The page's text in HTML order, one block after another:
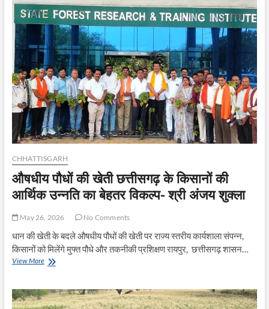
तय
समय-
सीमा
में
हो
निराकरण:
राजस्व
मंत्री
श्री
टंक
राम
वर्मा
CHHATTISGARH
औषधीय पौधों की खेती छत्तीसगढ़ के किसानों की
आर्थिक उन्नति का बेहतर विकल्प- श्री अंजय शुक्ला
May 26, 2026 No Comments
धान की खेती के बदले औषधीय पौधों की खेती पर राज्य स्तरीय कार्यशाला संपन्न,
किसानों को मिलेंगे मुफ्त पौधे और तकनीकी प्रशिक्षण रायपुर, छत्तीसगढ़ शासन…
View Moreऔषधीय
खेती
छत्तीसगढ़